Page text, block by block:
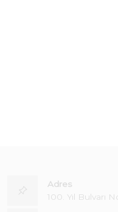
Adres
100. Yıl Bulvarı